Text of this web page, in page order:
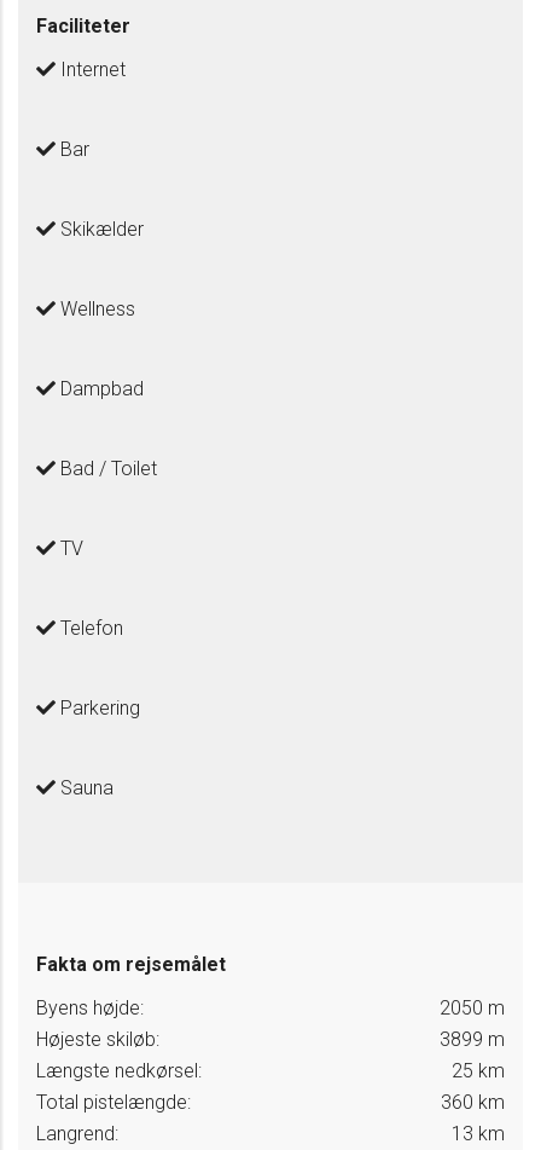
Faciliteter
Internet
Bar
Skikælder
Wellness
Dampbad
Bad / Toilet
TV
Telefon
Parkering
Sauna
Fakta om rejsemålet
Byens højde:
2050 m
Højeste skiløb:
3899 m
Længste nedkørsel:
25 km
Total pistelængde:
360 km
Langrend:
13 km